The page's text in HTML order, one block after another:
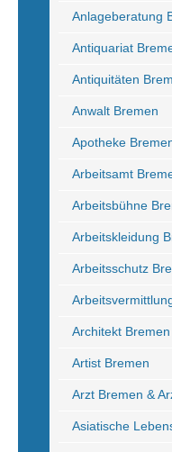
Anlageberatung
Antiquariat
Antiquitäten
Anwalt Bremen
Apotheke
Arbeitsamt
Arbeitsbühne
Arbeitskleidung
Arbeitsschutz
Architekt
Artist Bremen
Arzt Bremen &
Asiatische